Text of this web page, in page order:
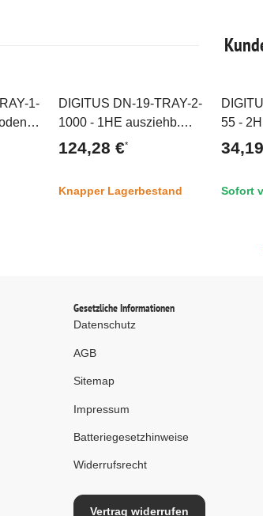
1-
Top
DIGITUS DN-19-TRAY-2-
1000 - 1HE ausziehb.
Fachboden für 1000 mm
tiefe Schränke
kg, grau (RAL 7035)
124,28 €*
Knapper Lagerbestand
Top
55 -
mm
7035)
Sofort
Gesetzliche Informationen
Datenschutz
AGB
Sitemap
Impressum
Batteriegesetzhinweise
Widerrufsrecht
Vertrag widerrufen